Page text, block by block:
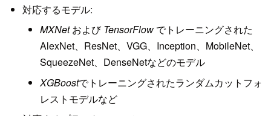
対応するモデル:
MXNetおよびTensorFlowでトレーニングされた
AlexNet、ResNet、VGG、Inception、MobileNet、
SqueezeNet、DenseNetなどのモデル
XGBoostでトレーニングされたランダムカットフォ
レストモデルなど